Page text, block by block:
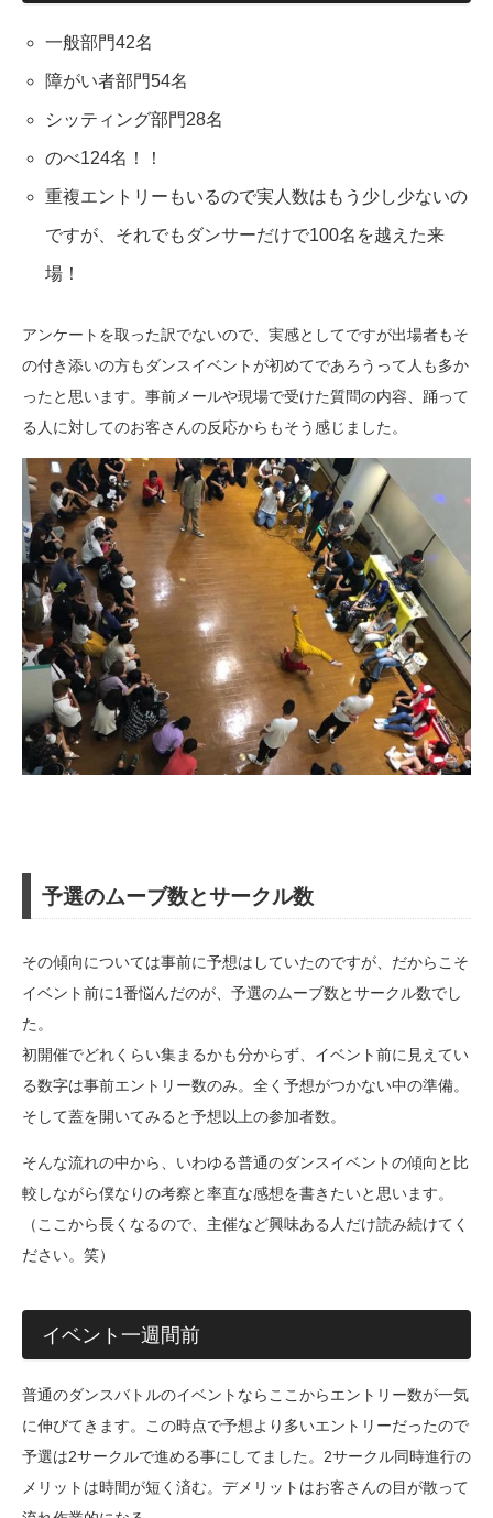
一般部門42名
障がい者部門54名
シッティング部門28名
のべ124名！！
重複エントリーもいるので実人数はもう少し少ないの
ですが、それでもダンサーだけで100名を越えた来
場！
アンケートを取った訳でないので、実感としてですが出場者もそ
の付き添いの方もダンスイベントが初めてであろうって人も多か
ったと思います。事前メールや現場で受けた質問の内容、踊って
る人に対してのお客さんの反応からもそう感じました。
予選のムーブ数とサークル数
その傾向については事前に予想はしていたのですが、だからこそ
イベント前に1番悩んだのが、予選のムーブ数とサークル数でし
た。
初開催でどれくらい集まるかも分からず、イベント前に見えてい
る数字は事前エントリー数のみ。全く予想がつかない中の準備。
そして蓋を開いてみると予想以上の参加者数。
そんな流れの中から、いわゆる普通のダンスイベントの傾向と比
較しながら僕なりの考察と率直な感想を書きたいと思います。
（ここから長くなるので、主催など興味ある人だけ読み続けてく
ださい。笑）
イベント一週間前
普通のダンスバトルのイベントならここからエントリー数が一気
に伸びてきます。この時点で予想より多いエントリーだったので
予選は2サークルで進める事にしてました。2サークル同時進行の
メリットは時間が短く済む。デメリットはお客さんの目が散って